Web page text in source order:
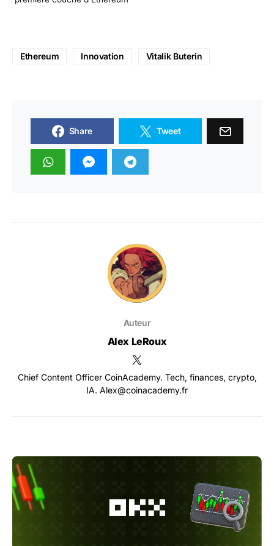
Ethereum Innovation Vitalik Buterin
Share Tweet
Auteur
Alex LeRoux
Chief Content Officer CoinAcademy. Tech, finances, crypto,
IA. Alex@coinacademy.fr